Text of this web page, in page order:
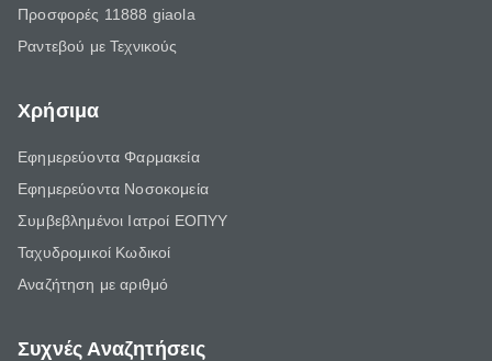
Προσφορές 11888 giaola
Ραντεβού με Τεχνικούς
Χρήσιμα
Εφημερεύοντα Φαρμακεία
Εφημερεύοντα Νοσοκομεία
Συμβεβλημένοι Ιατροί ΕΟΠΥΥ
Ταχυδρομικοί Κωδικοί
Αναζήτηση με αριθμό
Συχνές Αναζητήσεις